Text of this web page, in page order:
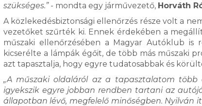
szükséges.”- mondta egy járművezető, Horváth
A közlekedésbiztonsági ellenőrzés része volt a
vezetőket szűrték ki. Ennek érdekében a
műszaki ellenőrzésében a Magyar Autóklub
kicserélte a lámpák égőit, de több más műszaki
azt tapasztalja, hogy egyre tudatosabbak és
„A műszaki oldaláról az a tapasztalatom
igyekszik egyre jobban rendben tartani az
állapotban lévő, megfelelő minőségben. Nyilván